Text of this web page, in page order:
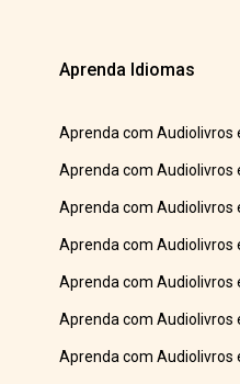
Aprenda Idiomas
Aprenda com Audiolivros
Aprenda com Audiolivros
Aprenda com Audiolivros
Aprenda com Audiolivros
Aprenda com Audiolivros
Aprenda com Audiolivros
Aprenda com Audiolivros